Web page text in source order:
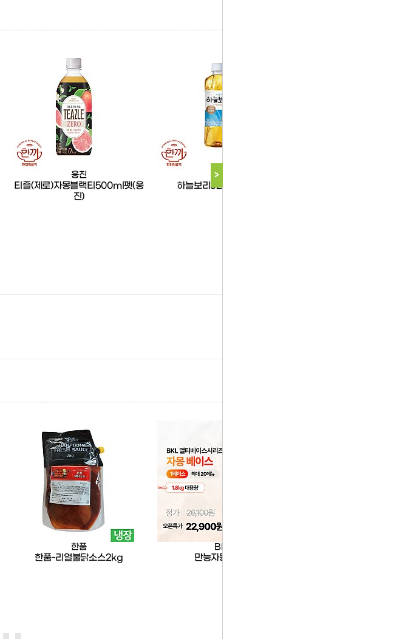
>
웅진
티즐(제로)자몽블랙티500ml펫(웅
진)
웅진
하늘보리325ml펫(웅진)
한품
한품-리얼불닭소스2kg
BKL
만능자몽베이스